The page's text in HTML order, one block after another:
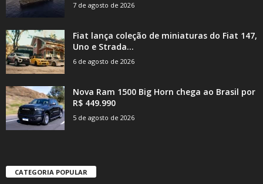
7 de agosto de 2026
Fiat lança coleção de miniaturas do Fiat 147,
Uno e Strada...
6 de agosto de 2026
Nova Ram 1500 Big Horn chega ao Brasil por
R$ 449.990
5 de agosto de 2026
CATEGORIA POPULAR